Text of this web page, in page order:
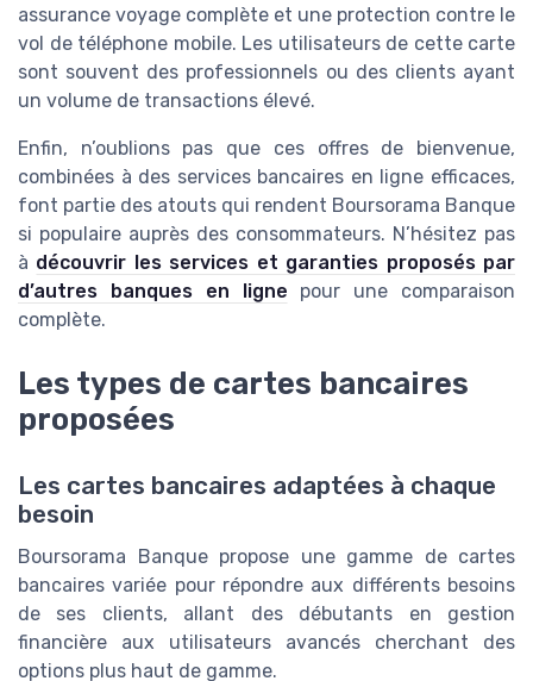
assurance voyage complète et une protection contre le
vol de téléphone mobile. Les utilisateurs de cette carte
sont souvent des professionnels ou des clients ayant
un volume de transactions élevé.
Enfin, n’oublions pas que ces offres de bienvenue,
combinées à des services bancaires en ligne efficaces,
font partie des atouts qui rendent Boursorama Banque
si populaire auprès des consommateurs. N’hésitez pas
à découvrir les services et garanties proposés par
d’autres banques en ligne pour une comparaison
complète.
Les types de cartes bancaires
proposées
Les cartes bancaires adaptées à chaque
besoin
Boursorama Banque propose une gamme de cartes
bancaires variée pour répondre aux différents besoins
de ses clients, allant des débutants en gestion
financière aux utilisateurs avancés cherchant des
options plus haut de gamme.